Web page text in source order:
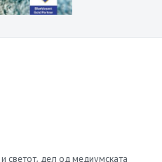
светот, дел од медиумската